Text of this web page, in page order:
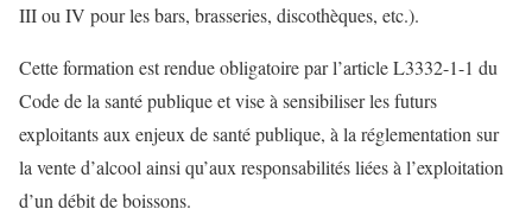
III ou IV pour les bars, brasseries, discothèques, etc.).
Cette formation est rendue obligatoire par l’article L3332-1-1 du
Code de la santé publique et vise à sensibiliser les futurs
exploitants aux enjeux de santé publique, à la réglementation sur
la vente d’alcool ainsi qu’aux responsabilités liées à l’exploitation
d’un débit de boissons.